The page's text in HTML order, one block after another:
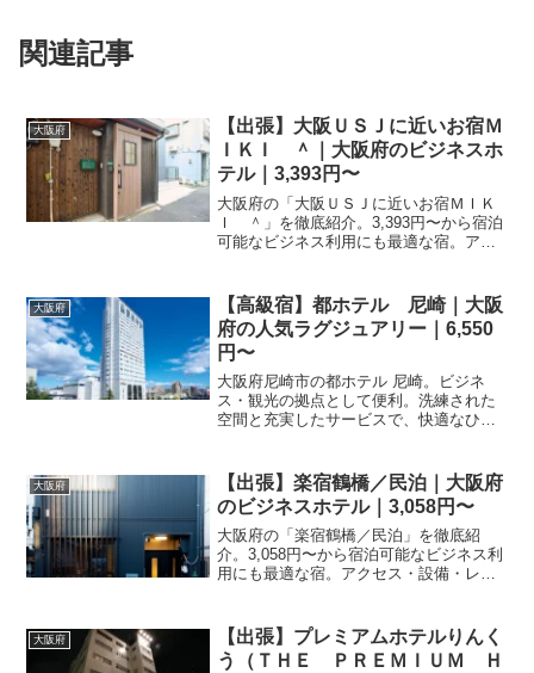
関連記事
大阪府
【出張】大阪ＵＳＪに近いお宿Ｍ
ＩＫＩ ＾｜大阪府のビジネスホ
テル｜3,393円〜
大阪府の「大阪ＵＳＪに近いお宿ＭＩＫ
Ｉ ＾」を徹底紹介。3,393円〜から宿泊
可能なビジネス利用にも最適な宿。アク
大阪府
【高級宿】都ホテル 尼崎｜大阪
府の人気ラグジュアリー｜6,550
円〜
大阪府尼崎市の都ホテル 尼崎。ビジネ
ス・観光の拠点として便利。洗練された
空間と充実したサービスで、快適なひと
大阪府
【出張】楽宿鶴橋／民泊｜大阪府
のビジネスホテル｜3,058円〜
大阪府の「楽宿鶴橋／民泊」を徹底紹
介。3,058円〜から宿泊可能なビジネス利
用にも最適な宿。アクセス・設備・レビ
大阪府
【出張】プレミアムホテルりんく
う（ＴＨＥ ＰＲＥＭＩＵＭ Ｈ